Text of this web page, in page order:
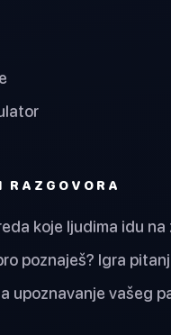
RAZGOVORA
koje ljudima idu na
poznaješ? Igra
upoznavanje vašeg